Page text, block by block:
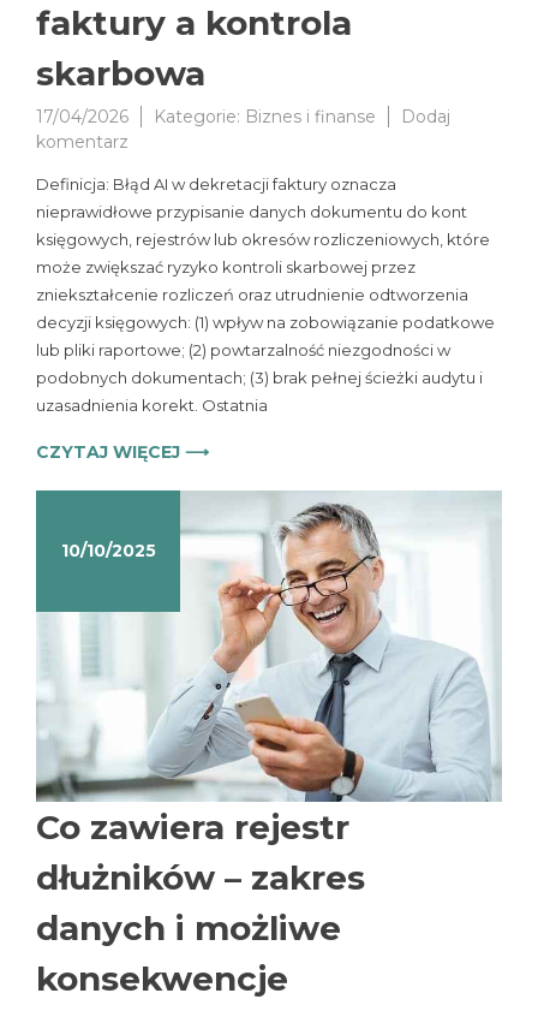
faktury a kontrola
skarbowa
17/04/2026 Kategorie: Biznes i finanse
Dodaj
komentarz
AI
w
dekretacji
faktury
a
kontrola
skarbowa
Definicja: Błąd AI w dekretacji faktury oznacza
nieprawidłowe przypisanie danych dokumentu do kont
księgowych, rejestrów lub okresów rozliczeniowych, które
może zwiększać ryzyko kontroli skarbowej przez
zniekształcenie rozliczeń oraz utrudnienie odtworzenia
decyzji księgowych: (1) wpływ na zobowiązanie podatkowe
lub pliki raportowe; (2) powtarzalność niezgodności w
podobnych dokumentach; (3) brak pełnej ścieżki audytu i
uzasadnienia korekt. Ostatnia
CZYTAJ WIĘCEJ ⟶
10/10/2025
Co zawiera rejestr
dłużników – zakres
danych i możliwe
konsekwencje